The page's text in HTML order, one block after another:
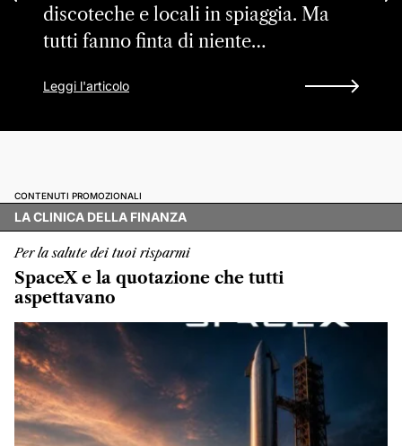
discoteche e locali in spiaggia. Ma
tutti fanno finta di niente…
Leggi l'articolo
CONTENUTI PROMOZIONALI
LA CLINICA DELLA FINANZA
Per la salute dei tuoi risparmi
SpaceX e la quotazione che tutti
aspettavano